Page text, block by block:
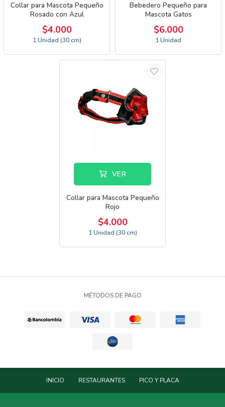
Collar para Mascota Pequeño
Rosado con Azul
$4.000
1 Unidad (30 cm)
Bebedero Pequeño para
Mascota Gatos
$6.000
1 Unidad
VER
Collar para Mascota Pequeño
Rojo
$4.000
1 Unidad (30 cm)
MÉTODOS DE PAGO
INICIO RESTAURANTES PICO Y PLACA